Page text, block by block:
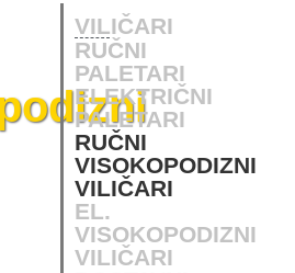
VILIČARI
RUČNI
PALETARI
ELEKTRIČNI
PALETARI
RUČNI
VISOKOPODIZNI
VILIČARI
EL.
VISOKOPODIZNI
VILIČARI